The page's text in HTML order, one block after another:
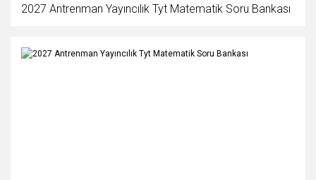
2027 Antrenman Yayıncılık Tyt Matematik Soru Bankası